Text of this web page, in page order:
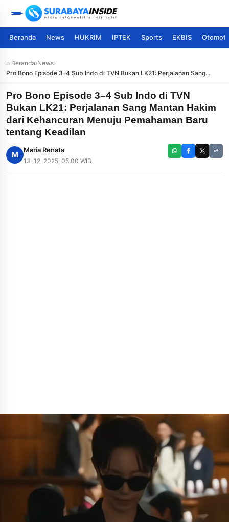
Beranda News HUKRIM IPTEK Sports EKBIS
⌂ Beranda›News›
Pro Bono Episode 3–4 Sub Indo di TVN Bukan LK21: Perjalanan Sang
Mantan Hakim dari Kehancuran Menuju Pemahaman Baru tentang
Keadilan
Pro Bono Episode 3–4 Sub Indo di TVN
Bukan LK21: Perjalanan Sang Mantan Hakim
dari Kehancuran Menuju Pemahaman Baru
tentang Keadilan
M
Maria Renata
13-12-2025, 05:00 WIB